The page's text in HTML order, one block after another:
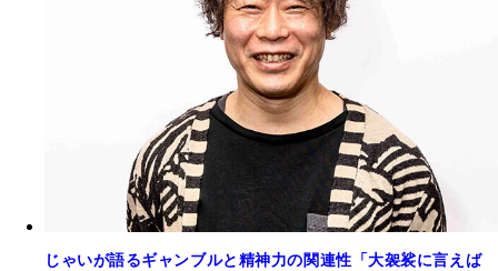
じゃいが語るギャンブルと精神力の関連性「大袈裟に言えば